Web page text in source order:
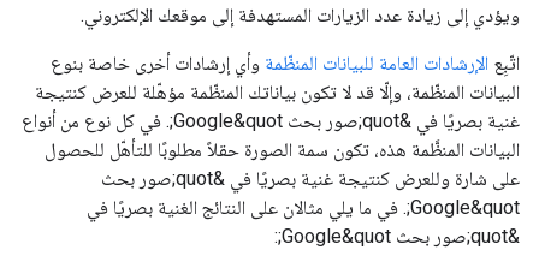
ويؤدي إلى زيادة عدد الزيارات المستهدفة إلى موقعك الإلكتروني.
اتّبِع الإرشادات العامة للبيانات المنظّمة وأي إرشادات أخرى خاصة بنوع
البيانات المنظّمة، وإلّا قد لا تكون بياناتك المنظّمة مؤهّلة للعرض كنتيجة
غنية بصريًا في &quot;صور بحث Google&quot;. في كل نوع من أنواع
البيانات المنظَّمة هذه، تكون سمة الصورة حقلاً مطلوبًا للتأهّل للحصول
على شارة وللعرض كنتيجة غنية بصريًا في &quot;صور بحث
Google&quot;. في ما يلي مثالان على النتائج الغنية بصريًا في
&quot;صور بحث Google&quot;: